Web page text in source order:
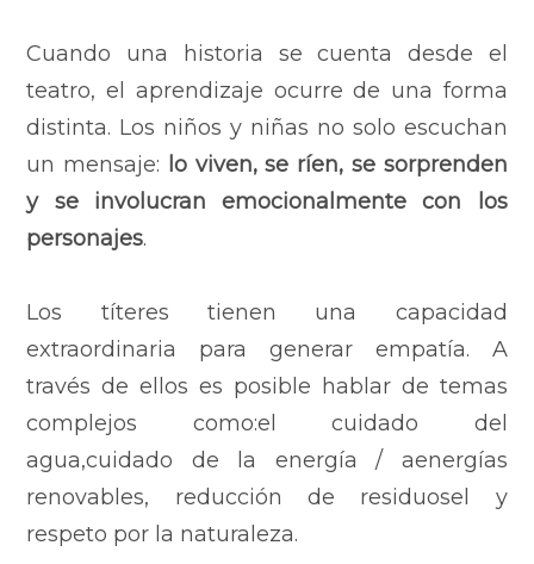
Cuando una historia se cuenta desde el
teatro, el aprendizaje ocurre de una forma
distinta. Los niños y niñas no solo escuchan
un mensaje: lo viven, se ríen, se sorprenden
y se involucran emocionalmente con los
personajes.
Los títeres tienen una capacidad
extraordinaria para generar empatía. A
través de ellos es posible hablar de temas
complejos como:el cuidado del
agua,cuidado de la energía / aenergías
renovables, reducción de residuosel y
respeto por la naturaleza.